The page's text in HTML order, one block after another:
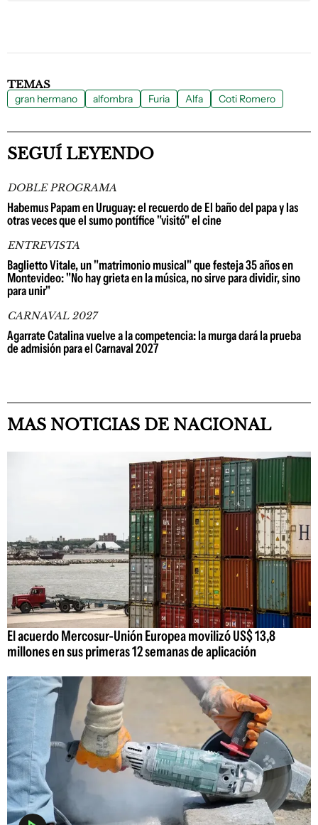
TEMAS
gran hermano alfombra Furia Alfa Coti Romero
SEGUÍ LEYENDO
DOBLE PROGRAMA
Habemus Papam en Uruguay: el recuerdo de El baño del papa y las
otras veces que el sumo pontífice "visitó" el cine
ENTREVISTA
Baglietto Vitale, un "matrimonio musical" que festeja 35 años en
Montevideo: "No hay grieta en la música, no sirve para dividir, sino
para unir"
CARNAVAL 2027
Agarrate Catalina vuelve a la competencia: la murga dará la prueba
de admisión para el Carnaval 2027
MAS NOTICIAS DE NACIONAL
El acuerdo Mercosur-Unión Europea movilizó US$ 13,8
millones en sus primeras 12 semanas de aplicación